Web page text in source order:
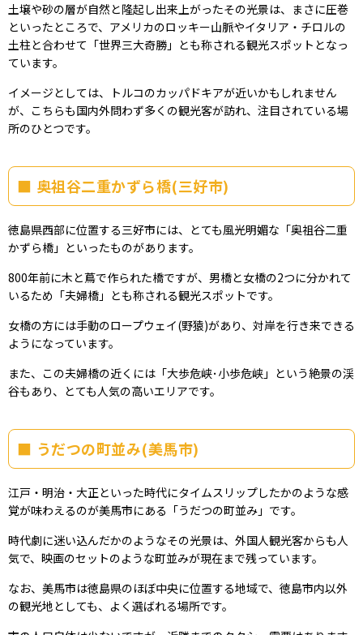
土壌や砂の層が自然と隆起し出来上がったその光景は、まさに圧巻
といったところで、アメリカのロッキー山脈やイタリア・チロルの
土柱と合わせて「世界三大奇勝」とも称される観光スポットとなっ
ています。
イメージとしては、トルコのカッパドキアが近いかもしれません
が、こちらも国内外問わず多くの観光客が訪れ、注目されている場
所のひとつです。
奥祖谷二重かずら橋(三好市)
徳島県西部に位置する三好市には、とても風光明媚な「奥祖谷二重
かずら橋」といったものがあります。
800年前に木と蔦で作られた橋ですが、男橋と女橋の2つに分かれて
いるため「夫婦橋」とも称される観光スポットです。
女橋の方には手動のロープウェイ(野猿)があり、対岸を行き来できる
ようになっています。
また、この夫婦橋の近くには「大歩危峡･小歩危峡」という絶景の渓
谷もあり、とても人気の高いエリアです。
うだつの町並み(美馬市)
江戸・明治・大正といった時代にタイムスリップしたかのような感
覚が味わえるのが美馬市にある「うだつの町並み」です。
時代劇に迷い込んだかのようなその光景は、外国人観光客からも人
気で、映画のセットのような町並みが現在まで残っています。
なお、美馬市は徳島県のほぼ中央に位置する地域で、徳島市内以外
の観光地としても、よく選ばれる場所です。